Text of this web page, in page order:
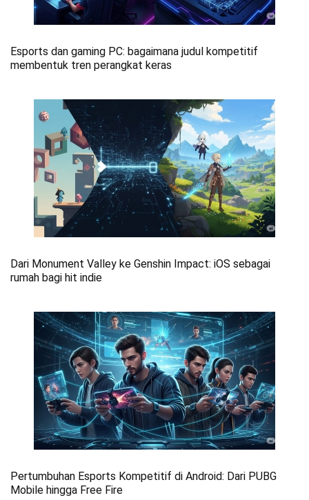
Esports dan gaming PC: bagaimana judul kompetitif
membentuk tren perangkat keras
Dari Monument Valley ke Genshin Impact: iOS sebagai
rumah bagi hit indie
Pertumbuhan Esports Kompetitif di Android: Dari PUBG
Mobile hingga Free Fire